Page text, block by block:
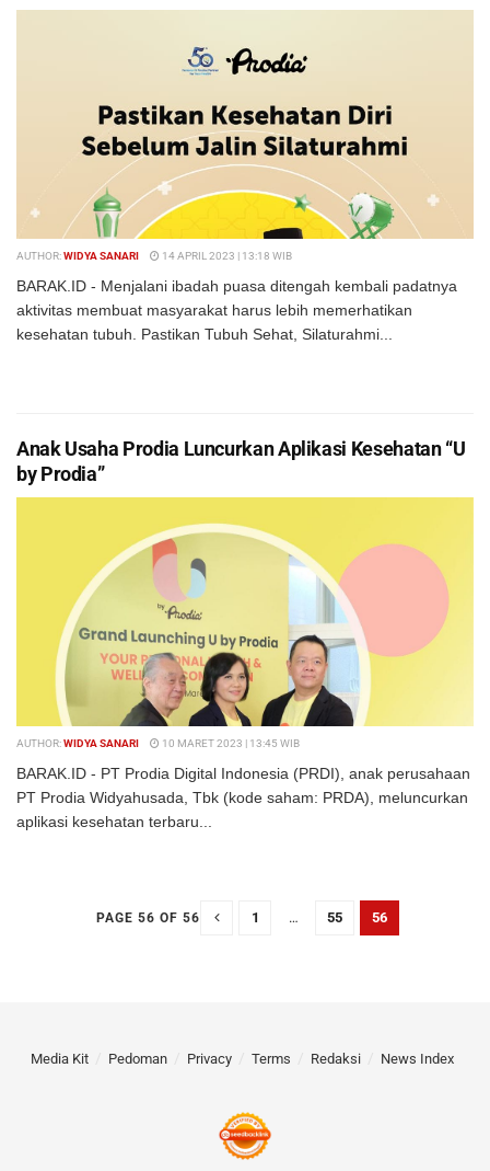
AUTHOR:WIDYA SANARI 14 APRIL 2023 | 13:18 WIB
BARAK.ID - Menjalani ibadah puasa ditengah kembali padatnya
aktivitas membuat masyarakat harus lebih memerhatikan
kesehatan tubuh. Pastikan Tubuh Sehat, Silaturahmi...
Anak Usaha Prodia Luncurkan Aplikasi Kesehatan “U
by Prodia”
AUTHOR:WIDYA SANARI 10 MARET 2023 | 13:45 WIB
BARAK.ID - PT Prodia Digital Indonesia (PRDI), anak perusahaan
PT Prodia Widyahusada, Tbk (kode saham: PRDA), meluncurkan
aplikasi kesehatan terbaru...
PAGE 56 OF 56 1 … 55 56
Media Kit Pedoman Privacy Terms Redaksi News Index